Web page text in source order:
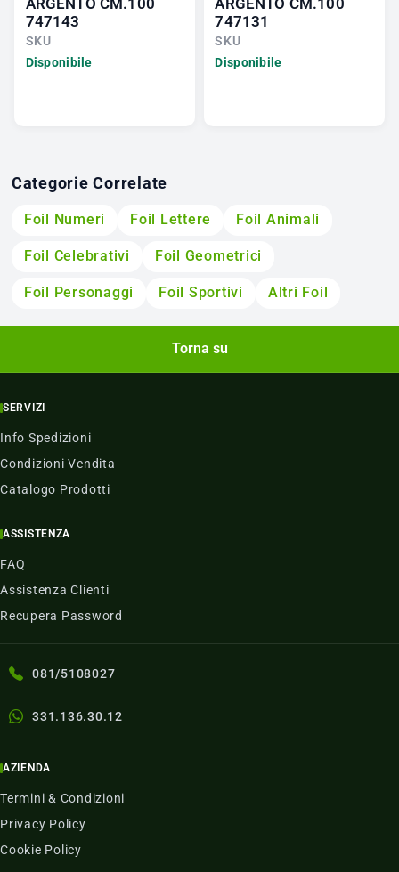
ARGENTO CM.100
747143
SKU
Disponibile
ARGENTO CM.100
747131
SKU
Disponibile
Categorie Correlate
Foil Numeri Foil Lettere Foil Animali
Foil Celebrativi Foil Geometrici
Foil Personaggi Foil Sportivi Altri Foil
Torna su
SERVIZI
Info Spedizioni
Condizioni Vendita
Catalogo Prodotti
ASSISTENZA
FAQ
Assistenza Clienti
Recupera Password
081/5108027
331.136.30.12
AZIENDA
Termini & Condizioni
Privacy Policy
Cookie Policy